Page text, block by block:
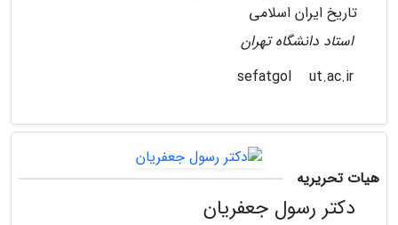
تاریخ ایران اسلامی
استاد دانشگاه تهران
ut.ac.ir
هیات تحریریه
دکتر رسول جعفریان